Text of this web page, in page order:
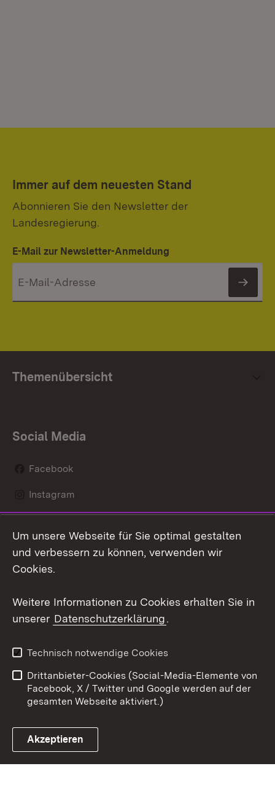
Immer auf dem neuesten Stand
Abonnieren Sie den Newsletter der
Landesregierung.
E-Mail zur Newsletter-Anmeldung
Themenübersicht
Social Media
Facebook
Instagram
Social Wall
Youtube
Link zum Landesportal
Kontakt
Datenschutz
Barrierefreiheit
Impressum Cookies
Um unsere Webseite für Sie optimal gestalten
und verbessern zu können, verwenden wir
Cookies.
Weitere Informationen zu Cookies erhalten Sie in
unserer Datenschutzerklärung.
Technisch notwendige Cookies
Drittanbieter-Cookies (Social-Media-Elemente von
Facebook, X / Twitter und Google werden auf der
gesamten Webseite aktiviert.)
Akzeptieren